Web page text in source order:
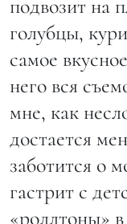
подвозит на
голубцы,
самое
него вся
мне, как
достается
заботится о
гастрит с
«роллтоны»